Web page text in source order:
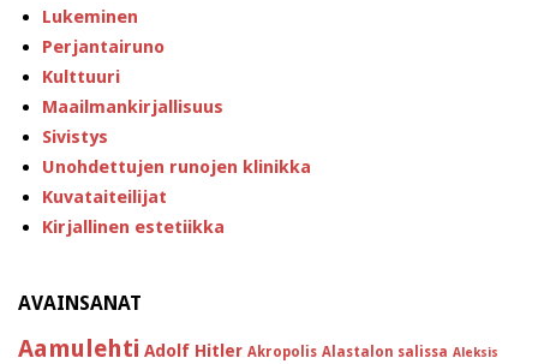
Lukeminen
Perjantairuno
Kulttuuri
Maailmankirjallisuus
Sivistys
Unohdettujen runojen klinikka
Kuvataiteilijat
Kirjallinen estetiikka
AVAINSANAT
Aamulehti Adolf Hitler Akropolis Alastalon salissa Aleksis